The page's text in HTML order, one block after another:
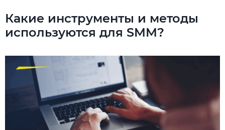
Какие инструменты и методы
используются для SMM?